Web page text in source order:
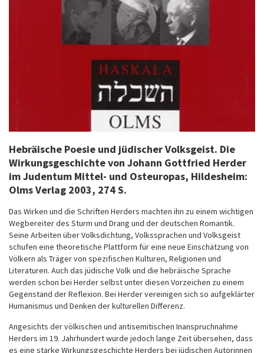
Hebräische Poesie und jüdischer Volksgeist. Die
Wirkungsgeschichte von Johann Gottfried Herder
im Judentum Mittel- und Osteuropas, Hildesheim:
Olms Verlag 2003, 274 S.
Das Wirken und die Schriften Herders machten ihn zu einem wichtigen
Wegbereiter des Sturm und Drang und der deutschen Romantik.
Seine Arbeiten über Volksdichtung, Volkssprachen und Volksgeist
schufen eine theoretische Plattform für eine neue Einschätzung von
Völkern als Träger von spezifischen Kulturen, Religionen und
Literaturen. Auch das jüdische Volk und die hebräische Sprache
werden schon bei Herder selbst unter diesen Vorzeichen zu einem
Gegenstand der Reflexion. Bei Herder vereinigen sich so aufgeklärter
Humanismus und Denken der kulturellen Differenz.
Angesichts der völkischen und antisemitischen Inanspruchnahme
Herders im 19. Jahrhundert wurde jedoch lange Zeit übersehen, dass
es eine starke Wirkungsgeschichte Herders bei jüdischen Autorinnen